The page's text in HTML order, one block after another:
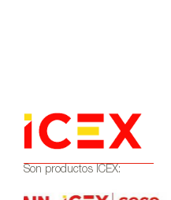
Son productos ICEX: